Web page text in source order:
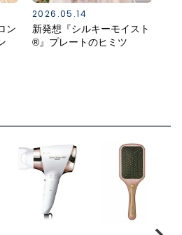
ン
2026.05.14
新発想『シルキーモイスト
®』プレートのヒミツ